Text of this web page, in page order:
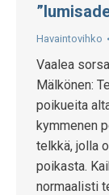
Havaintovihko
Vaalea
Mälkönen:
poikueita
kymmenen
telkkä, jolla
poikasta.
normaalisti